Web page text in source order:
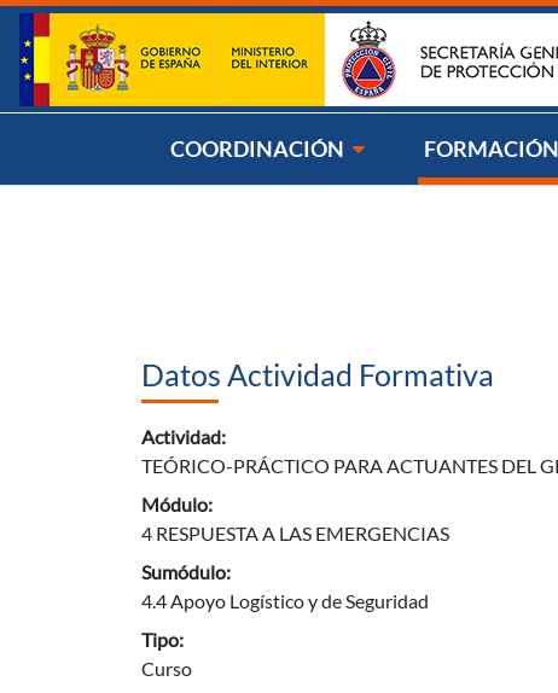
Saltar al contenido
COORDINACIÓN FORMACIÓN
Datos Actividad Formativa
Actividad:
TEÓRICO-PRÁCTICO PARA ACTUANTES DEL
Módulo:
4 RESPUESTA A LAS EMERGENCIAS
Sumódulo:
4.4 Apoyo Logístico y de Seguridad
Tipo:
Curso